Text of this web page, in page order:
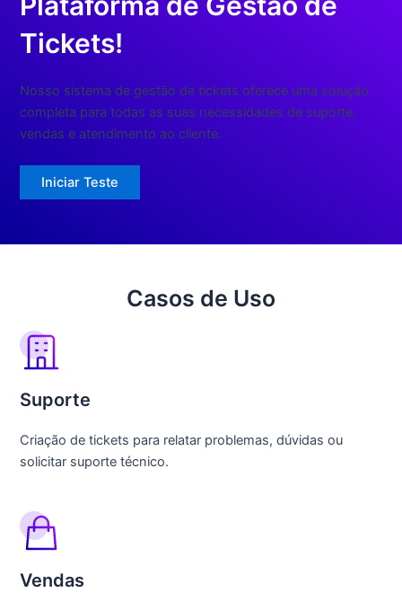
Tickets!
Nosso sistema de gestão de tickets oferece uma solução
completa para todas as suas necessidades de suporte,
vendas e atendimento ao cliente.
Iniciar Teste
Casos de Uso
Suporte
Criação de tickets para relatar problemas, dúvidas ou
solicitar suporte técnico.
Vendas